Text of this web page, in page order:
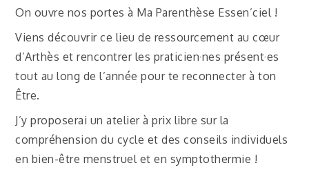
On ouvre nos portes à Ma Parenthèse Essen’ciel !
Viens découvrir ce lieu de ressourcement au cœur
d’Arthès et rencontrer les praticien·nes présent·es
tout au long de l’année pour te reconnecter à ton
Être.
J’y proposerai un atelier à prix libre sur la
compréhension du cycle et des conseils individuels
en bien-être menstruel et en symptothermie !